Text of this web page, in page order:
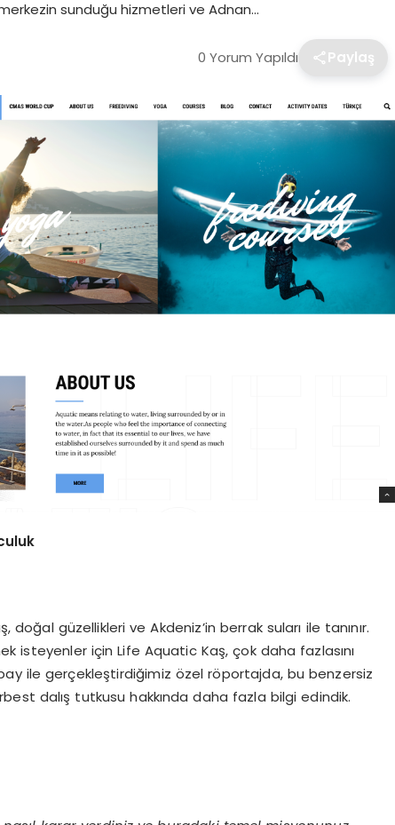
sunduğu hizmetleri ve Adnan…
0 Yorum Yapıldı Paylaş
doğal güzellikleri ve Akdeniz’in berrak suları ile tanınır.
isteyenler için Life Aquatic Kaş, çok daha fazlasını
ile gerçekleştirdiğimiz özel röportajda, bu benzersiz
dalış tutkusu hakkında daha fazla bilgi edindik.